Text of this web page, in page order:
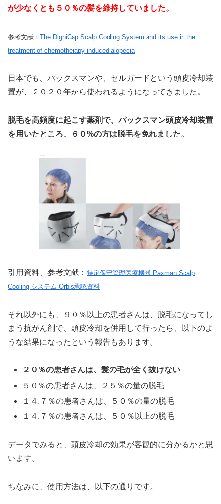
が少なくとも５０％の髪を維持していました。
参考文献： The DigniCap Scalp Cooling System and its use in the
treatment of chemotherapy-induced alopecia
日本でも、パックスマンや、セルガードという頭皮冷却装
置が、２０２０年から使われるようになってきました。
脱毛を高頻度に起こす薬剤で、パックスマン頭皮冷却装置
を用いたところ、６０%の方は脱毛を免れました。
引用資料、参考文献： 特定保守管理医療機器 Paxman Scalp
Cooling システム Orbis承認資料
それ以外にも、９０％以上の患者さんは、脱毛になってし
まう抗がん剤で、頭皮冷却を併用して行ったら、以下のよ
うな結果になったという報告もあります。
２０％の患者さんは、髪の毛が全く抜けない
５０％の患者さんは、２５％の量の脱毛
１４.７％の患者さんは、５０％の量の脱毛
１４.７％の患者さんは、５０％以上の脱毛
データでみると、頭皮冷却の効果が客観的に分かるかと思
います。
ちなみに、使用方法は、以下の通りです。